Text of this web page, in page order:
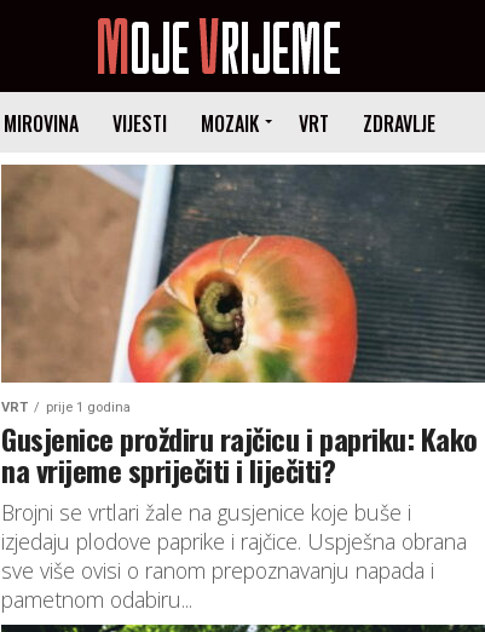
MIROVINA VIJESTI MOZAIK VRT ZDRAVLJE
VRT prije 1 godina
Gusjenice proždiru rajčicu i papriku: Kako
na vrijeme spriječiti i liječiti?
Brojni se vrtlari žale na gusjenice koje buše i
izjedaju plodove paprike i rajčice. Uspješna obrana
sve više ovisi o ranom prepoznavanju napada i
pametnom odabiru...